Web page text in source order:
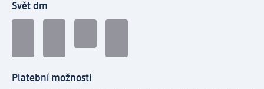
Svět dm
Platební možnosti